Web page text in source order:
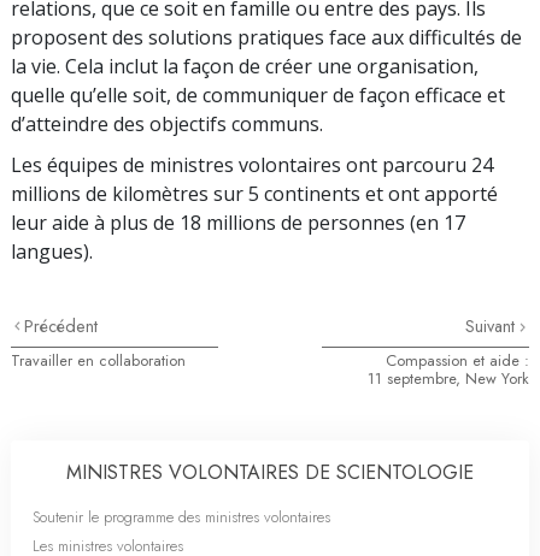
relations, que ce soit en famille ou entre des pays. Ils
proposent des solutions pratiques face aux difficultés de
la vie. Cela inclut la façon de créer une organisation,
quelle qu’elle soit, de communiquer de façon efficace et
d’atteindre des objectifs communs.
Les équipes de ministres volontaires ont parcouru 24
millions de kilomètres sur 5 continents et ont apporté
leur aide à plus de 18 millions de personnes (en 17
langues).
Précédent
Travailler en collaboration
Suivant
Compassion et aide :
11 septembre, New York
MINISTRES VOLONTAIRES DE SCIENTOLOGIE
Soutenir le programme des ministres volontaires
Les ministres volontaires